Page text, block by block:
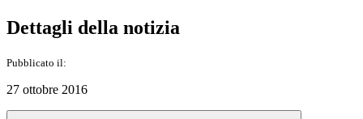
Dettagli della notizia
Pubblicato il:
27 ottobre 2016